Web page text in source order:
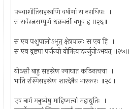
पञ्चाशीतिसहस्राणि वर्षाणां स नराधिपः ।
स सर्वरत्नसम्पूर्ण श्चक्रवर्त्ती बभूव ह ॥२६॥
स एव पशुपालोऽभूत् क्षेत्रपालः स एव हि ।
स एव वृष्ट्या पर्जन्यो योगित्वादर्ज्जुनोऽभवत् ॥२७॥
योऽसौ बाहु सहस्रेण ज्याघात कठिनत्वचा ।
भाति रश्मिसहस्रेण शारदेनैव भास्करः ॥२८॥
एष नागं मनुष्येषु माहिष्मत्यां महाद्युतिः ।